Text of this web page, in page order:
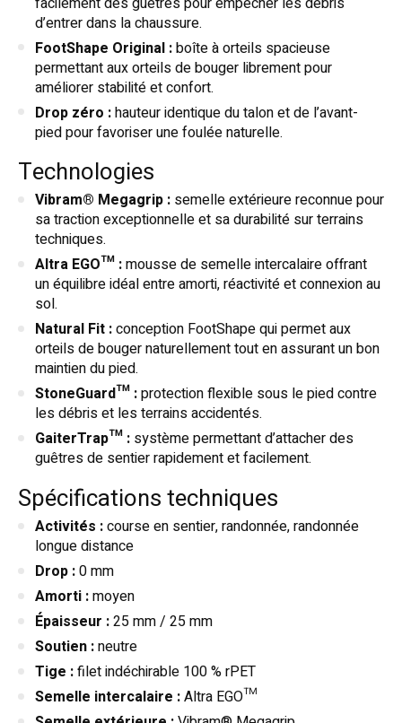
d’entrer dans la chaussure.
FootShape Original :boîte à orteils spacieuse
permettant aux orteils de bouger librement pour
améliorer stabilité et confort.
Drop zéro :hauteur identique du talon et de l’avant-
pied pour favoriser une foulée naturelle.
Technologies
Vibram® Megagrip : semelle extérieure reconnue pour
sa traction exceptionnelle et sa durabilité sur terrains
techniques.
Altra EGO™ :mousse de semelle intercalaire offrant
un équilibre idéal entre amorti, réactivité et connexion au
sol.
Natural Fit :conception FootShape qui permet aux
orteils de bouger naturellement tout en assurant un bon
maintien du pied.
StoneGuard™ :protection flexible sous le pied contre
les débris et les terrains accidentés.
GaiterTrap™ : système permettant d’attacher des
guêtres de sentier rapidement et facilement.
Spécifications techniques
Activités :course en sentier, randonnée, randonnée
longue distance
Drop :0 mm
Amorti :moyen
Épaisseur :25 mm / 25 mm
Soutien :neutre
Tige :filet indéchirable 100 % rPET
Semelle intercalaire :Altra EGO™